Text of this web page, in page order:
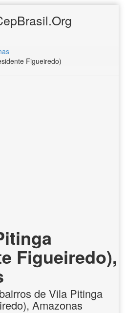
Figueiredo)
Figueiredo),
de Vila Pitinga
Amazonas